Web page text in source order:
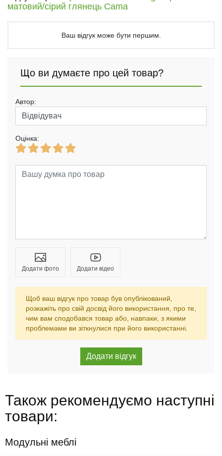
матовий/сірий глянець Cama
Ваш відгук може бути першим.
Що ви думаєте про цей товар?
Автор:
Оцінка:
Додати фото Додати відео
Щоб ваш відгук про товар був опублікований,
розкажіть про свій досвід його використання, про те,
чим вам сподобався товар або, навпаки, з якими
проблемами ви зіткнулися при його використанні.
Також рекомендуємо наступні
товари:
Модульні меблі